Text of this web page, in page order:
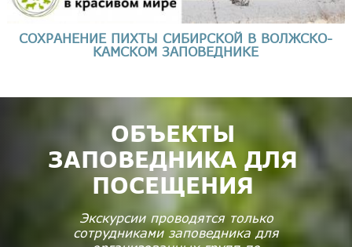
СОХРАНЕНИЕ ПИХТЫ СИБИРСКОЙ В ВОЛЖСКО-
КАМСКОМ ЗАПОВЕДНИКЕ
ОБЪЕКТЫ
ЗАПОВЕДНИКА ДЛЯ
ПОСЕЩЕНИЯ
Экскурсии проводятся только
сотрудниками заповедника для